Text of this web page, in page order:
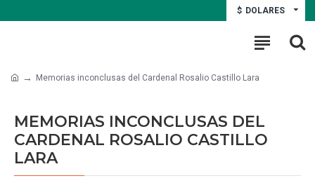
$ DOLARES
Memorias inconclusas del Cardenal Rosalio Castillo Lara
MEMORIAS INCONCLUSAS DEL
CARDENAL ROSALIO CASTILLO
LARA